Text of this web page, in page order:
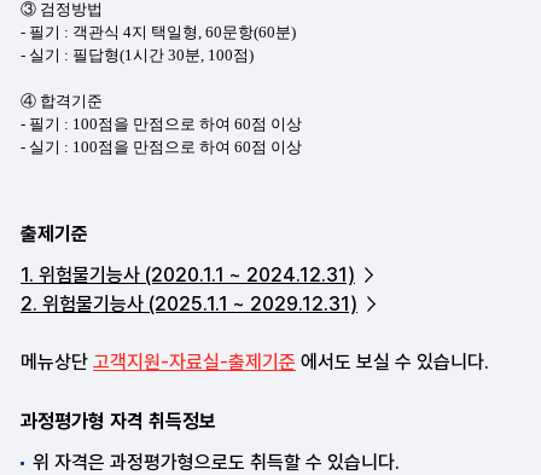
출제기준
1. 위험물기능사 (2020.1.1 ~ 2024.12.31)
2. 위험물기능사 (2025.1.1 ~ 2029.12.31)
메뉴상단 고객지원-자료실-출제기준 에서도 보실 수 있습니다.
과정평가형 자격 취득정보
위 자격은 과정평가형으로도 취득할 수 있습니다.